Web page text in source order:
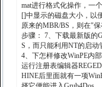
mat进行格式化操作，一
[]中显示的磁盘大小，以
原来的MBR/BS，则在"
步骤： 7、下载最新版的
S，而只能利用NT的启动
4、下怎样修改WinPE内
运行注册表编辑器
HINE后里面就有一项